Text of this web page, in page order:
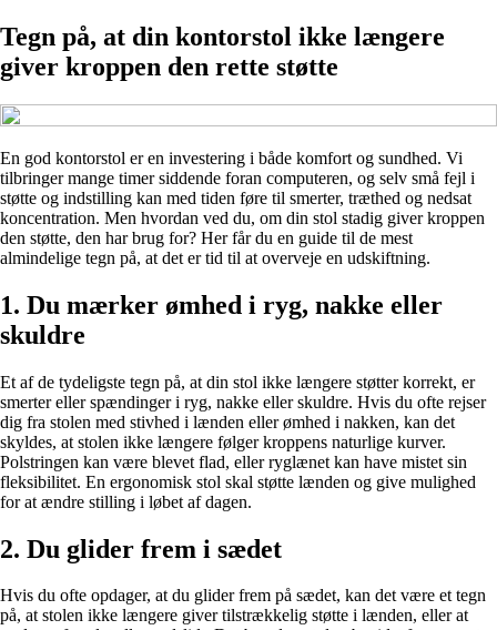
Tegn på, at din kontorstol ikke længere
giver kroppen den rette støtte
En god kontorstol er en investering i både komfort og sundhed. Vi
tilbringer mange timer siddende foran computeren, og selv små fejl i
støtte og indstilling kan med tiden føre til smerter, træthed og nedsat
koncentration. Men hvordan ved du, om din stol stadig giver kroppen
den støtte, den har brug for? Her får du en guide til de mest
almindelige tegn på, at det er tid til at overveje en udskiftning.
1. Du mærker ømhed i ryg, nakke eller
skuldre
Et af de tydeligste tegn på, at din stol ikke længere støtter korrekt, er
smerter eller spændinger i ryg, nakke eller skuldre. Hvis du ofte rejser
dig fra stolen med stivhed i lænden eller ømhed i nakken, kan det
skyldes, at stolen ikke længere følger kroppens naturlige kurver.
Polstringen kan være blevet flad, eller ryglænet kan have mistet sin
fleksibilitet. En ergonomisk stol skal støtte lænden og give mulighed
for at ændre stilling i løbet af dagen.
2. Du glider frem i sædet
Hvis du ofte opdager, at du glider frem på sædet, kan det være et tegn
på, at stolen ikke længere giver tilstrækkelig støtte i lænden, eller at